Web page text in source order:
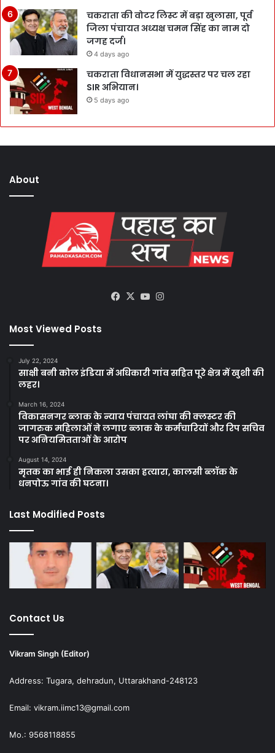
चकराता की वोटर लिस्ट में बड़ा खुलासा, पूर्व
जिला पंचायत अध्यक्ष चमन सिंह का नाम दो
जगह दर्ज।
4 days ago
चकराता विधानसभा में युद्धस्तर पर चल रहा
SIR अभियान।
5 days ago
About
Facebook
X YouTube
Most Viewed Posts
July 22, 2024
साक्षी बनी कोल इंडिया में अधिकारी गांव सहित पूरे क्षेत्र में खुशी की
लहर।
March 16, 2024
विकासनगर ब्लाक के न्याय पंचायत लांघा की क्लस्टर की
जागरुक महिलाओं ने लगाए ब्लाक के कर्मचारियों और रिप सचिव
पर अनियमितताओं के आरोप
August 14, 2024
मृतक का भाई ही निकला उसका हत्यारा, कालसी ब्लॉक के
धनपोऊ गांव की घटना।
Last Modified Posts
Contact Us
Vikram Singh (Editor)
Address: Tugara, dehradun, Uttarakhand-248123
Email: vikram.iimc13@gmail.com
Mo.: 9568118855